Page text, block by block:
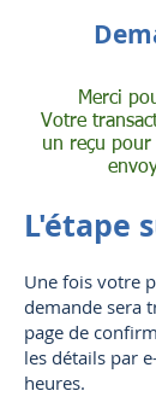
Merci
Votre
un reçu pour
L'étape
Une fois votre
demande sera
page de
les détails par
heures.